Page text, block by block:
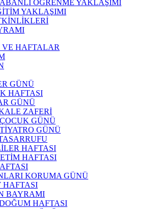
ÖĞRENME YAKLAŞIMI
YAKLAŞIMI
HAFTALAR
GÜNÜ
HAFTASI
GÜNÜ
ZAFERİ
GÜNÜ
GÜNÜ
HAFTASI
HAFTASI
KORUMA GÜNÜ
HAFTASI
BAYRAMI
HAFTASI